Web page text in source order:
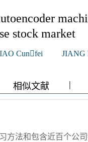
stock market
Cunfei JIANG
相似文献 |||
方法和包含近百个公